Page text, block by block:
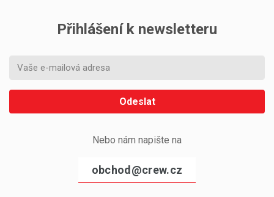
Přihlášení k newsletteru
Odeslat
Nebo nám napište na
obchod@crew.cz